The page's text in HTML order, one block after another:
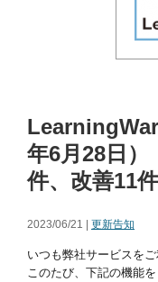
年6月28日
件、改善11件
2023/06/21 | 更新告知
いつも弊社サービスを
このたび、下記の機能